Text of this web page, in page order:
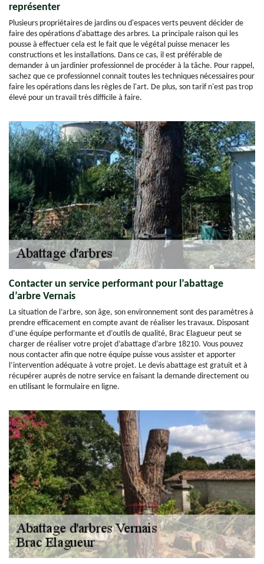
représenter
Plusieurs propriétaires de jardins ou d'espaces verts peuvent décider de
faire des opérations d'abattage des arbres. La principale raison qui les
pousse à effectuer cela est le fait que le végétal puisse menacer les
constructions et les installations. Dans ce cas, il est préférable de
demander à un jardinier professionnel de procéder à la tâche. Pour rappel,
sachez que ce professionnel connait toutes les techniques nécessaires pour
faire les opérations dans les règles de l'art. De plus, son tarif n'est pas trop
élevé pour un travail très difficile à faire.
Contacter un service performant pour l’abattage
d’arbre Vernais
La situation de l’arbre, son âge, son environnement sont des paramètres à
prendre efficacement en compte avant de réaliser les travaux. Disposant
d’une équipe performante et d’outils de qualité, Brac Elagueur peut se
charger de réaliser votre projet d’abattage d’arbre 18210. Vous pouvez
nous contacter afin que notre équipe puisse vous assister et apporter
l’intervention adéquate à votre projet. Le devis abattage est gratuit et à
récupérer auprès de notre service en faisant la demande directement ou
en utilisant le formulaire en ligne.